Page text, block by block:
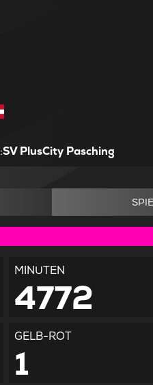
:SV PlusCity Pasching
MINUTEN
4772
GELB-ROT
1